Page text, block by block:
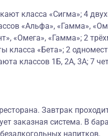
класса «Сигма»; 4
«Альфа», «Гамма»,
«Омега», «Гамма»; 2
класса «Бета»; 2
классов 1Б, 2А, 3А; 7
Завтрак
заказная система. В
напитков.